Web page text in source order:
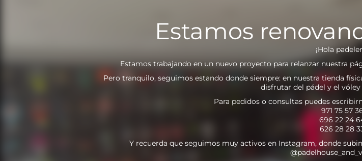
Estamos
¡Hola
Estamos trabajando en un nuevo proyecto para relanzar nuestra
Pero tranquilo, seguimos estando donde siempre: en nuestra tienda
disfrutar del pádel y el
Para pedidos o consultas puedes
971 75 57
696 22 24
626 28 28
Y recuerda que seguimos muy activos en Instagram, donde